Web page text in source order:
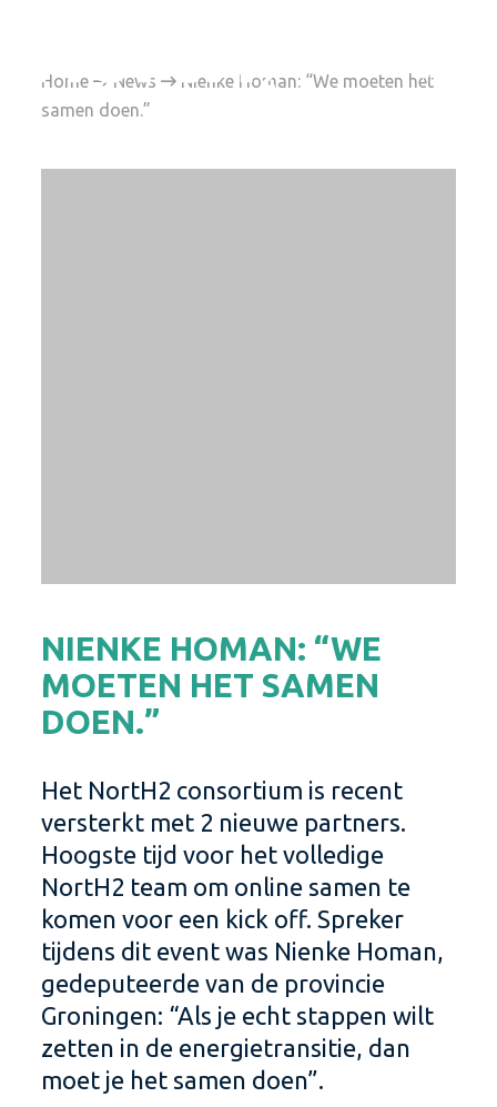
Home News  Nienke Homan: “We moeten het
samen doen.”
NIENKE HOMAN: “WE
MOETEN HET SAMEN
DOEN.”
Het NortH2 consortium is recent
versterkt met 2 nieuwe partners.
Hoogste tijd voor het volledige
NortH2 team om online samen te
komen voor een kick off. Spreker
tijdens dit event was Nienke Homan,
gedeputeerde van de provincie
Groningen: “Als je echt stappen wilt
zetten in de energietransitie, dan
moet je het samen doen”.